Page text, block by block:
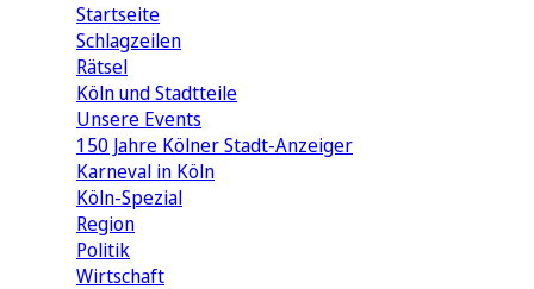
Startseite
Schlagzeilen
Rätsel
Köln und Stadtteile
Unsere Events
150 Jahre Kölner Stadt-Anzeiger
Karneval in Köln
Köln-Spezial
Region
Politik
Wirtschaft